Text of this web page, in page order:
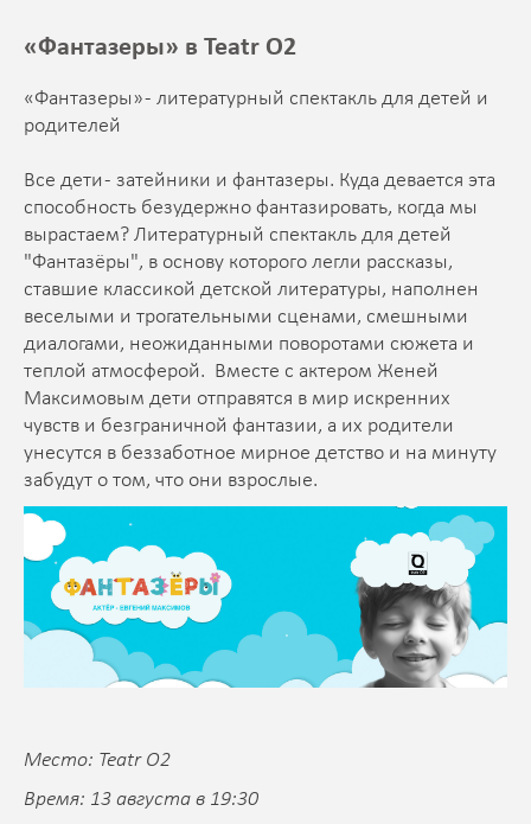
«Фантазеры» в Teatr O2
«Фантазеры» - литературный спектакль для детей и
родителей
Все дети - затейники и фантазеры. Куда девается эта
способность безудержно фантазировать, когда мы
вырастаем? Литературный спектакль для детей
"Фантазёры", в основу которого легли рассказы,
ставшие классикой детской литературы, наполнен
веселыми и трогательными сценами, смешными
диалогами, неожиданными поворотами сюжета и
теплой атмосферой. Вместе с актером Женей
Максимовым дети отправятся в мир искренних
чувств и безграничной фантазии, а их родители
унесутся в беззаботное мирное детство и на минуту
забудут о том, что они взрослые.
Место: Teatr O2
Время: 13 августа в 19:30